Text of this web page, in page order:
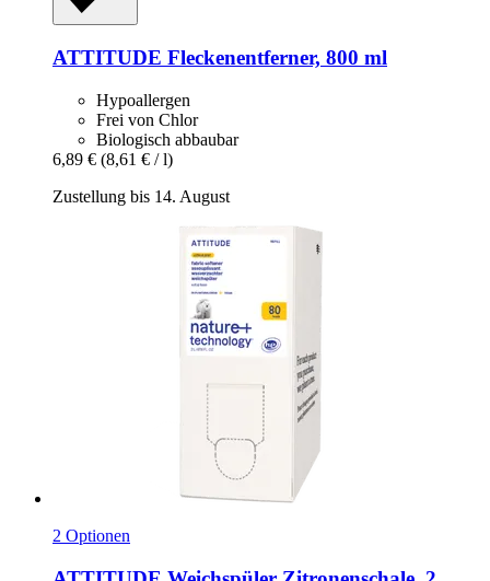
ATTITUDE Fleckenentferner, 800 ml
Hypoallergen
Frei von Chlor
Biologisch abbaubar
6,89 € (8,61 € / l)
Zustellung bis 14. August
2 Optionen